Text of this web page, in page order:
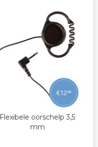
Flexibele oorschelp 3,5
mm
€12 00